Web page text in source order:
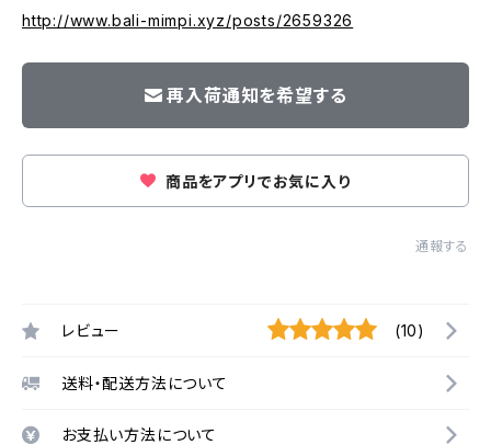
http://www.bali-mimpi.xyz/posts/2659326
再入荷通知を希望する
商品をアプリでお気に入り
通報する
レビュー (10)
送料・配送方法について
お支払い方法について